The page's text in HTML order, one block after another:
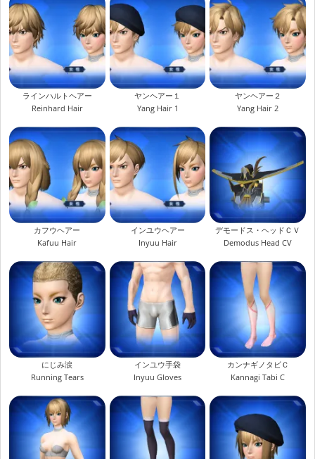
ラインハルトヘアー
Reinhard Hair
ヤンヘアー１
Yang Hair 1
ヤンヘアー２
Yang Hair 2
カフウヘアー
Kafuu Hair
インユウヘアー
Inyuu Hair
デモードス・ヘッドＣＶ
Demodus Head CV
にじみ涙
Running Tears
インユウ手袋
Inyuu Gloves
カンナギノタビＣ
Kannagi Tabi C